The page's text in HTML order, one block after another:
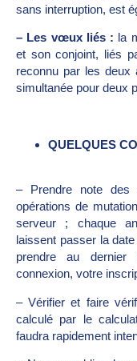
sans interruption, est
– Les vœux liés : la
et son conjoint, liés
reconnu par les deux
simultanée pour deux
QUELQUES
– Prendre note des
opérations de
serveur ; chaque
laissent passer la
prendre au
connexion, votre
– Vérifier et faire
calculé par le
faudra rapidement